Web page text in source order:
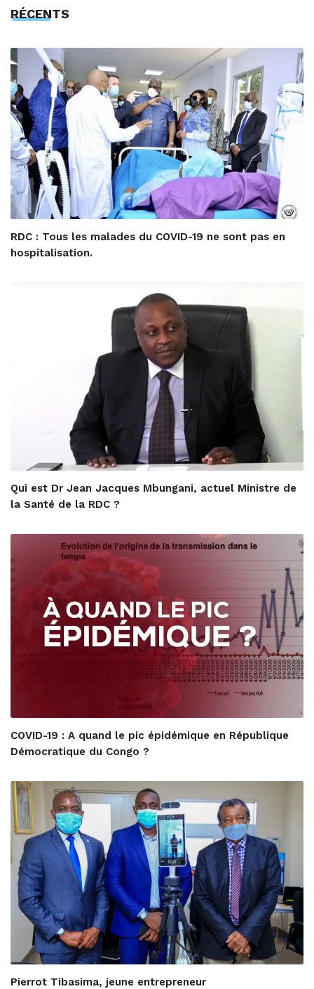
RÉCENTS
RDC : Tous les malades du COVID-19 ne sont pas en
hospitalisation.
Qui est Dr Jean Jacques Mbungani, actuel Ministre de
la Santé de la RDC ?
COVID-19 : A quand le pic épidémique en République
Démocratique du Congo ?
Pierrot Tibasima, jeune entrepreneur